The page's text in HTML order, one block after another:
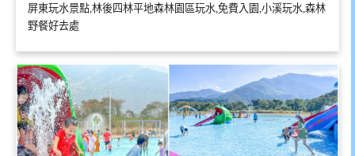
屏東玩水景點,林後四林平地森林園區玩水,免費入園,小溪玩水,森林
野餐好去處